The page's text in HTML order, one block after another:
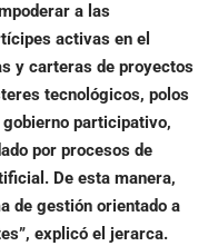
a las
activas en el
y carteras de proyectos
tecnológicos, polos
participativo,
por procesos de
De esta manera,
de gestión orientado a
explicó el jerarca.